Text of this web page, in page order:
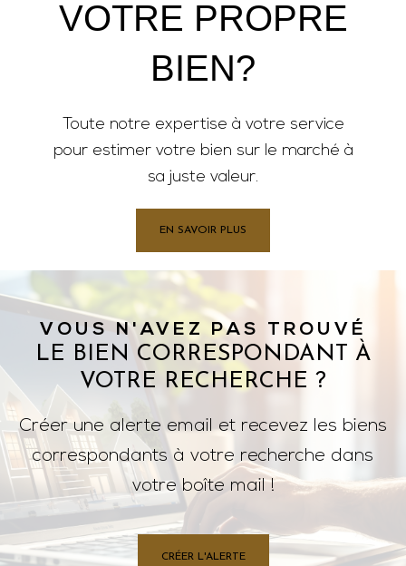
VOTRE PROPRE
BIEN?
Toute notre expertise à votre service
pour estimer votre bien sur le marché à
sa juste valeur.
EN SAVOIR PLUS
VOUS N'AVEZ PAS TROUVÉ
LE BIEN CORRESPONDANT À
VOTRE RECHERCHE ?
Créer une alerte email et recevez les biens
correspondants à votre recherche dans
votre boîte mail !
CRÉER L'ALERTE